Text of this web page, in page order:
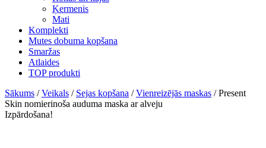
Ķermenis
Mati
Komplekti
Mutes dobuma kopšana
Smaržas
Atlaides
TOP produkti
Sākums /Veikals / Sejas kopšana /Vienreizējās maskas / Present
Skin nomierinoša auduma maska ar alveju
Izpārdošana!